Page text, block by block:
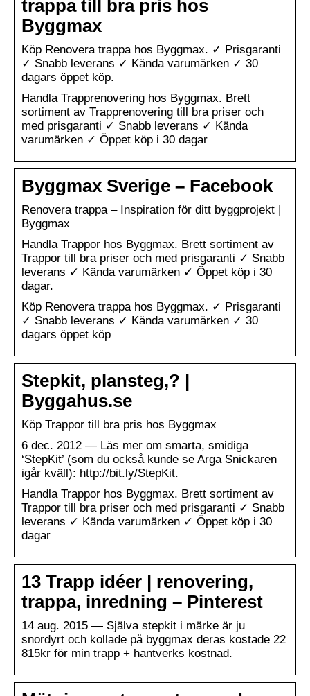
trappa till bra pris hos
Byggmax
Köp Renovera trappa hos Byggmax. ✓ Prisgaranti
✓ Snabb leverans ✓ Kända varumärken ✓ 30
dagars öppet köp.
Handla Trapprenovering hos Byggmax. Brett
sortiment av Trapprenovering till bra priser och
med prisgaranti ✓ Snabb leverans ✓ Kända
varumärken ✓ Öppet köp i 30 dagar
Byggmax Sverige – Facebook
Renovera trappa – Inspiration för ditt byggprojekt |
Byggmax
Handla Trappor hos Byggmax. Brett sortiment av
Trappor till bra priser och med prisgaranti ✓ Snabb
leverans ✓ Kända varumärken ✓ Öppet köp i 30
dagar.
Köp Renovera trappa hos Byggmax. ✓ Prisgaranti
✓ Snabb leverans ✓ Kända varumärken ✓ 30
dagars öppet köp
Stepkit, plansteg,? |
Byggahus.se
Köp Trappor till bra pris hos Byggmax
6 dec. 2012 — Läs mer om smarta, smidiga
‘StepKit’ (som du också kunde se Arga Snickaren
igår kväll): http://bit.ly/StepKit.
Handla Trappor hos Byggmax. Brett sortiment av
Trappor till bra priser och med prisgaranti ✓ Snabb
leverans ✓ Kända varumärken ✓ Öppet köp i 30
dagar
13 Trapp idéer | renovering,
trappa, inredning – Pinterest
14 aug. 2015 — Själva stepkit i märke är ju
snordyrt och kollade på byggmax deras kostade 22
815kr för min trapp + hantverks kostnad.